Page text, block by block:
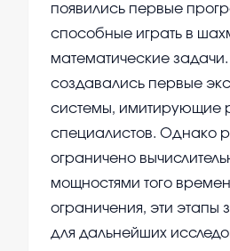
появились первые
способные играть в
математические задачи.
создавались первые
системы, имитирующие
специалистов. Однако
ограничено
мощностями того
ограничения, эти этапы
для дальнейших